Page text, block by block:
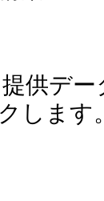
提供デ
します